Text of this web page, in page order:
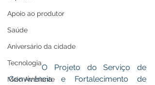
Apoio ao produtor
Saúde
Aniversário da cidade
Tecnologia
Meio Ambiente
     O Projeto do Serviço de
Convivência e Fortalecimento de